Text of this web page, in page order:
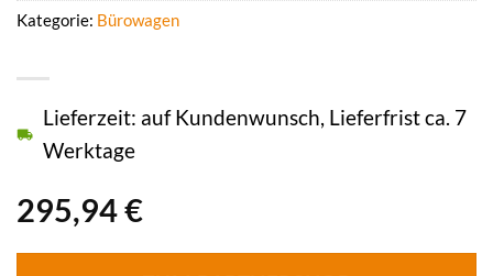
295,94€
Lieferzeit: auf Kundenwunsch, Lieferfrist ca. 7
Werktage
Kategorie: Bürowagen